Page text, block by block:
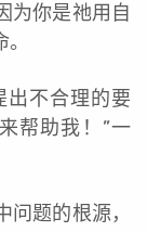
为你是祂用自
出不合理的要
帮助我！”一
题的根源，